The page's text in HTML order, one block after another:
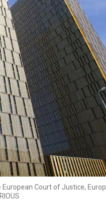
Court of Justice,